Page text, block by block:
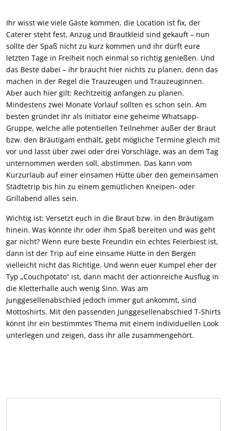
Ihr wisst wie viele Gäste kommen, die Location ist fix, der
Caterer steht fest, Anzug und Brautkleid sind gekauft – nun
sollte der Spaß nicht zu kurz kommen und ihr dürft eure
letzten Tage in Freiheit noch einmal so richtig genießen. Und
das Beste dabei – ihr braucht hier nichts zu planen, denn das
machen in der Regel die Trauzeugen und Trauzeuginnen.
Aber auch hier gilt: Rechtzeitig anfangen zu planen.
Mindestens zwei Monate Vorlauf sollten es schon sein. Am
besten gründet ihr als Initiator eine geheime Whatsapp-
Gruppe, welche alle potentiellen Teilnehmer außer der Braut
bzw. den Bräutigam enthält, gebt mögliche Termine gleich mit
vor und lasst über zwei oder drei Vorschläge, was an dem Tag
unternommen werden soll, abstimmen. Das kann vom
Kurzurlaub auf einer einsamen Hütte über den gemeinsamen
Städtetrip bis hin zu einem gemütlichen Kneipen- oder
Grillabend alles sein.
Wichtig ist: Versetzt euch in die Braut bzw. in den Bräutigam
hinein. Was könnte ihr oder ihm Spaß bereiten und was geht
gar nicht? Wenn eure beste Freundin ein echtes Feierbiest ist,
dann ist der Trip auf eine einsame Hütte in den Bergen
vielleicht nicht das Richtige. Und wenn euer Kumpel eher der
Typ „Couchpotato“ ist, dann macht der actionreiche Ausflug in
die Kletterhalle auch wenig Sinn. Was am
Junggesellenabschied jedoch immer gut ankommt, sind
Mottoshirts. Mit den passenden Junggesellenabschied T-Shirts
könnt ihr ein bestimmtes Thema mit einem individuellen Look
unterlegen und zeigen, dass ihr alle zusammengehört.